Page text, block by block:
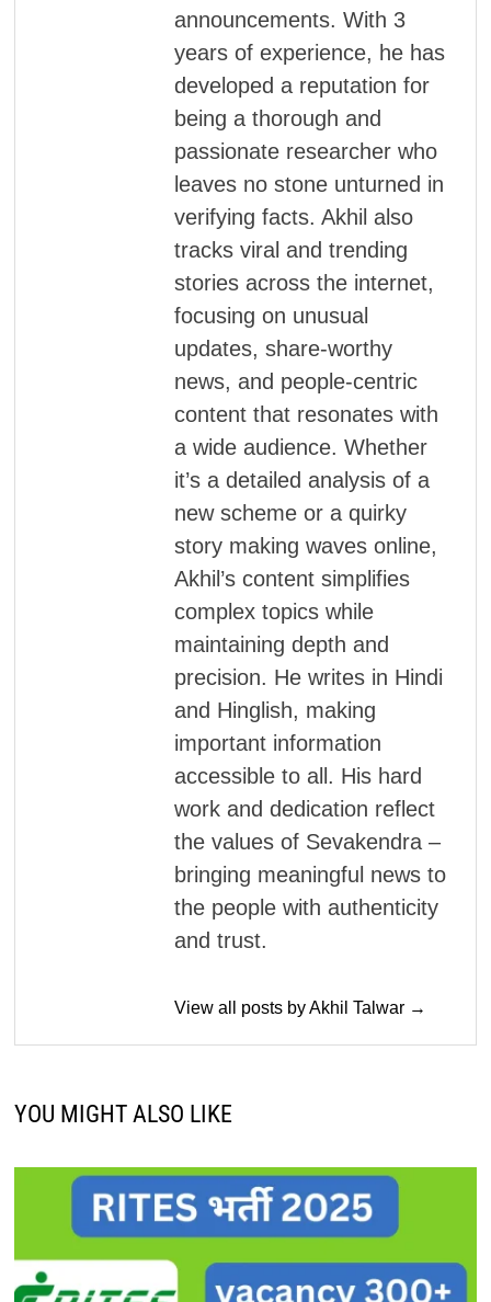
announcements. With 3
years of experience, he has
developed a reputation for
being a thorough and
passionate researcher who
leaves no stone unturned in
verifying facts. Akhil also
tracks viral and trending
stories across the internet,
focusing on unusual
updates, share-worthy
news, and people-centric
content that resonates with
a wide audience. Whether
it’s a detailed analysis of a
new scheme or a quirky
story making waves online,
Akhil’s content simplifies
complex topics while
maintaining depth and
precision. He writes in Hindi
and Hinglish, making
important information
accessible to all. His hard
work and dedication reflect
the values of Sevakendra –
bringing meaningful news to
the people with authenticity
and trust.
View all posts by Akhil Talwar →
YOU MIGHT ALSO LIKE